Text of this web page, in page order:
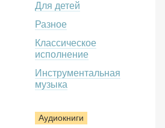
Для детей
Разное
Классическое
исполнение
Инструментальная
музыка
Аудиокниги